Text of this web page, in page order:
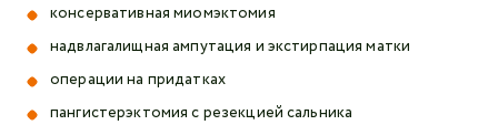
консервативная миомэктомия
надвлагалищная ампутация и экстирпация матки
операции на придатках
пангистерэктомия с резекцией сальника